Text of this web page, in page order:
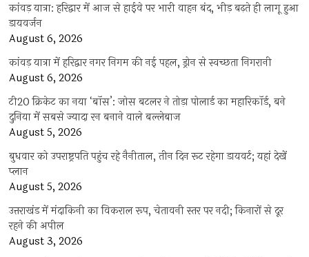
कांवड़ यात्रा: हरिद्वार में आज से हाईवे पर भारी वाहन बंद, भीड़ बढ़ते ही लागू हुआ
डायवर्जन
August 6, 2026
कांवड़ यात्रा में हरिद्वार नगर निगम की नई पहल, ड्रोन से स्वच्छता निगरानी
August 6, 2026
टी20 क्रिकेट का नया ‘बॉस’: जोस बटलर ने तोड़ा पोलार्ड का महारिकॉर्ड, बने
दुनिया में सबसे ज्यादा रन बनाने वाले बल्लेबाज
August 5, 2026
बुधवार को उपराष्ट्रपति पहुंच रहे नैनीताल, तीन दिन रूट रहेगा डायवर्ट; यहां देखें
प्‍लान
August 5, 2026
उत्तराखंड में मंदाकिनी का विकराल रूप, चेतावनी स्तर पर नदी; किनारों से दूर
रहने की अपील
August 3, 2026